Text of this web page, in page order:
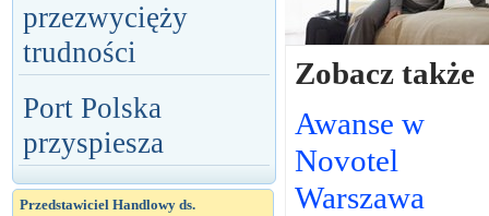
przezwycięży
trudności
Port Polska
przyspiesza
Przedstawiciel Handlowy ds.
Zobacz także
Awanse w
Novotel
Warszawa